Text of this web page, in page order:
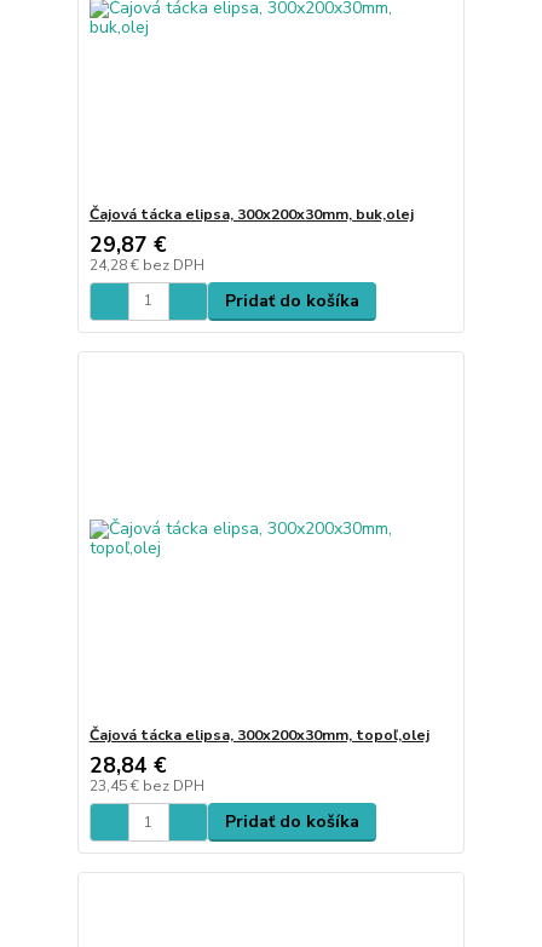
Čajová tácka elipsa, 300x200x30mm, buk,olej
29,87 €
24,28 € bez DPH
Pridať do košíka
Čajová tácka elipsa, 300x200x30mm, topoľ,olej
28,84 €
23,45 € bez DPH
Pridať do košíka